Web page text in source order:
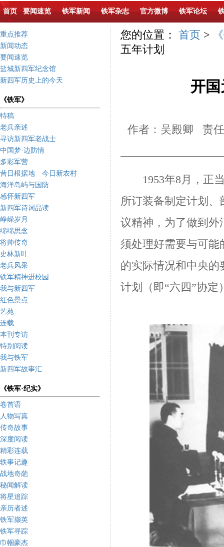
首页 要闻速览 铁军新闻 铁军杂志 官方微博 铁军论坛
重点推荐
新闻动态
要闻速览
盐城新四军纪念馆
新四军历史上的今天
《铁军》
特稿
老兵亲述
寻访新四军老战士
中国梦·边防情
多彩军营
昔日根据地 今日新农村
海洋岛屿与国防
感怀新四军
新四军诗词品读
峥嵘岁月
绵绵思念
将帅传奇
史林新叶
老兵风采
铁军精神进校园
我与新四军
红色景点
艺苑
连载
本刊专访
特别阅读
我与铁军
新四军故事汇
《铁军·纪实》
卷首语
人物写真
传奇故事
深度阅读
精彩连载
轶事记趣
战地奇葩
秘闻解读
将星追踪
亲历者述
铁军撷英
铁军寻踪
巾帼豪杰
您的位置： 首页 >
五年计划
开
作者：吴殿卿 责
1953年8 月，正
所订装备制定计划
议精神，为了做到外
须处理好需要与可能
的实际情况和中央
计划（即“六四”协